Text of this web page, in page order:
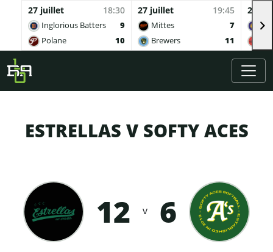
27 juillet 18:30
Inglorious Batters
9
Polane
10
27 juillet 19:45
Mittes
7
Brewers
11
27
Skip to main content
ESTRELLAS V SOFTY ACES
12 v 6